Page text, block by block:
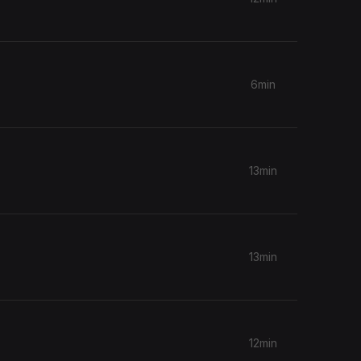
6min
13min
13min
12min